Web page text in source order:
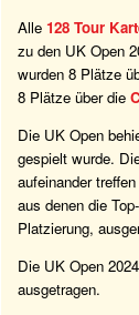
Alle 128 Tour
zu den UK Open
wurden 8 Plätze
8 Plätze über die
Die UK Open
gespielt wurde.
aufeinander
aus denen die
Platzierung,
Die UK Open
ausgetragen.